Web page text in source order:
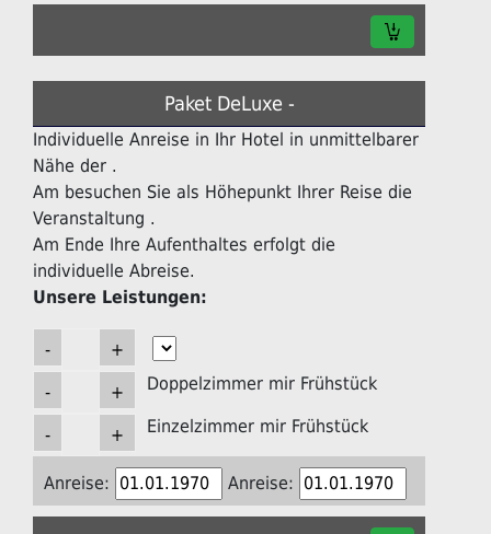
Paket DeLuxe -
Individuelle Anreise in Ihr Hotel in unmittelbarer
Nähe der .
Am besuchen Sie als Höhepunkt Ihrer Reise die
Veranstaltung .
Am Ende Ihre Aufenthaltes erfolgt die
individuelle Abreise.
Unsere Leistungen:
Doppelzimmer mir Frühstück
Einzelzimmer mir Frühstück
Anreise: Anreise: